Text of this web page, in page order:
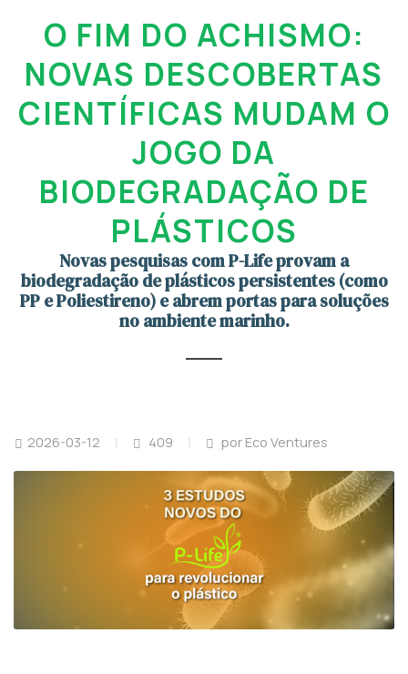
O FIM DO ACHISMO:
NOVAS DESCOBERTAS
CIENTÍFICAS MUDAM O
JOGO DA
BIODEGRADAÇÃO DE
PLÁSTICOS
Novas pesquisas com P-Life provam a
biodegradação de plásticos persistentes (como
PP e Poliestireno) e abrem portas para soluções
no ambiente marinho.
2026-03-12 409 por Eco Ventures